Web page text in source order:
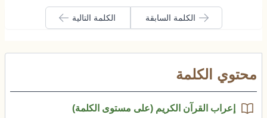
الكلمة السابقة الكلمة التالية
محتوي الكلمة
إعراب القرآن الكريم (على مستوى الكلمة)